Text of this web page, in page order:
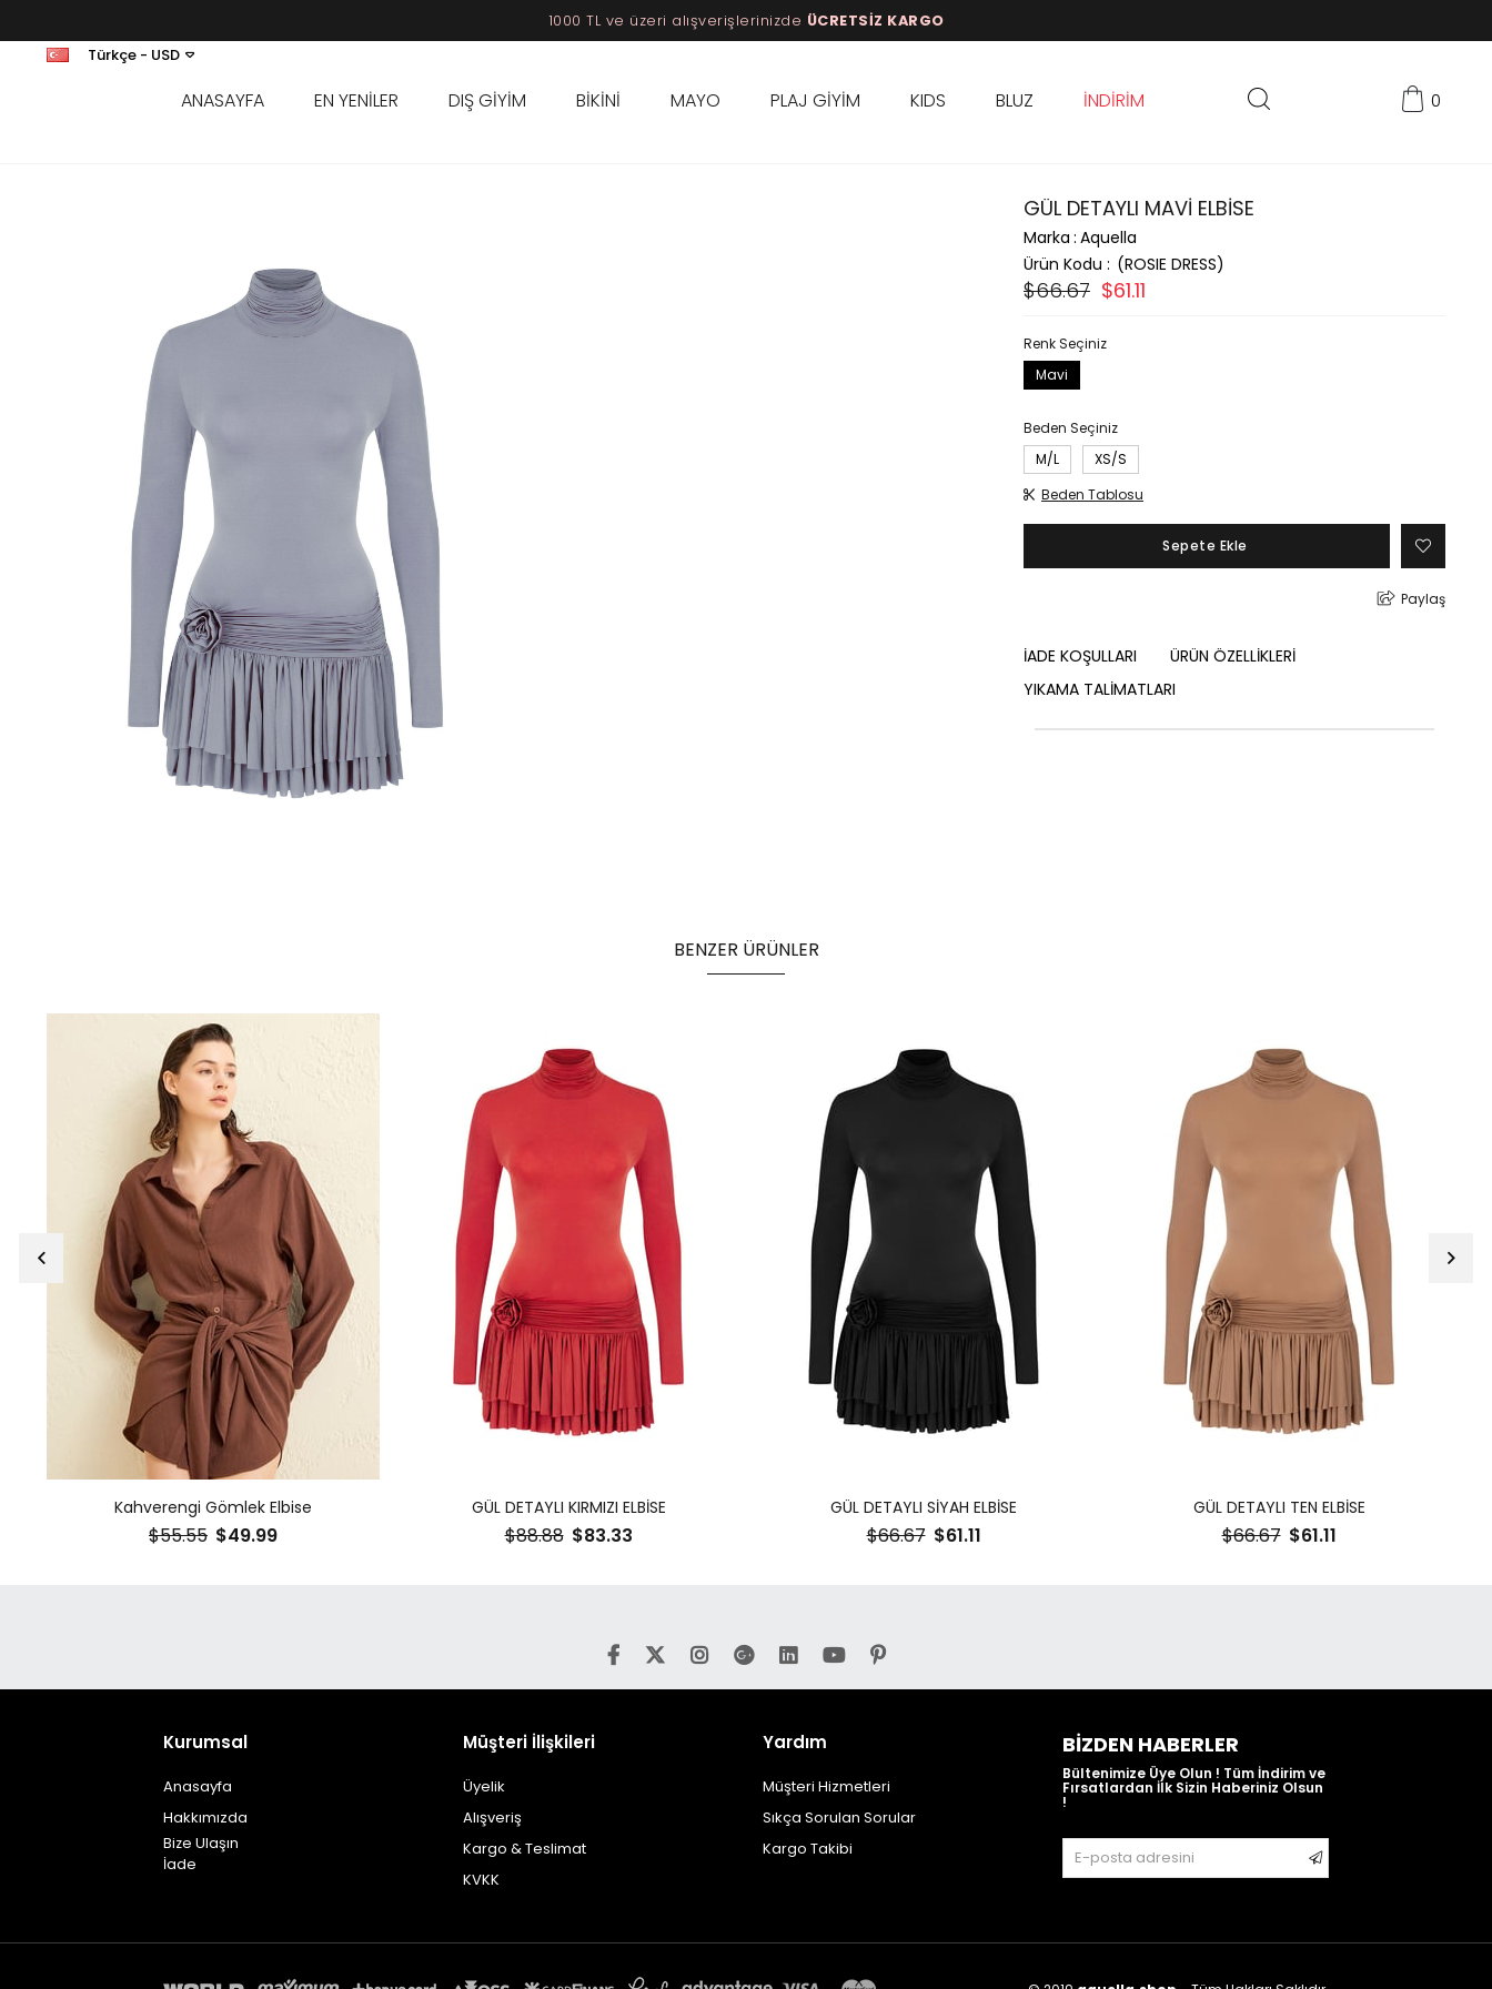
1000 TL ve üzeri alışverişlerinizde ÜCRETSİZ KARGO
Türkçe - USD
0
ANASAYFA EN YENİLER DIŞ GİYİM BİKİNİ MAYO PLAJ GİYİM KIDS BLUZ İNDİRİM
GÜL DETAYLI MAVİ ELBİSE
Marka : Aquella
(ROSIE DRESS)
$66.67 $61.11
Renk Seçiniz
Mavi
Beden Seçiniz
M/L
XS/S
Beden Tablosu
Paylaş
İADE KOŞULLARI
ÜRÜN ÖZELLİKLERİ
YIKAMA TALİMATLARI
BENZER ÜRÜNLER
Kahverengi Gömlek Elbise
$49.99
$55.55
GÜL DETAYLI KIRMIZI ELBİSE
$83.33
$88.88
GÜL DETAYLI SİYAH ELBİSE
$61.11
$66.67
GÜL DETAYLI TEN ELBİSE
$61.11
$66.67
Kurumsal
Anasayfa
Hakkımızda
Bize Ulaşın
İade
Müşteri İlişkileri
Üyelik
Alışveriş
Kargo & Teslimat
KVKK
Yardım
Müşteri Hizmetleri
Sıkça Sorulan Sorular
Kargo Takibi
BIZDEN HABERLER
Bültenimize Üye Olun ! Tüm İndirim ve
Fırsatlardan İlk Sizin Haberiniz Olsun
!